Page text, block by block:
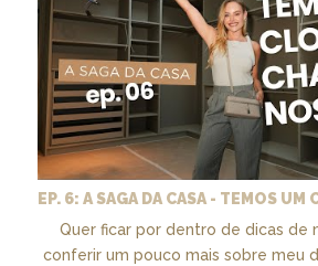
Quer ficar por dentro de dicas de
conferir um pouco mais sobre meu